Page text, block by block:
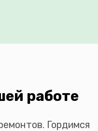
работе
Гордимся